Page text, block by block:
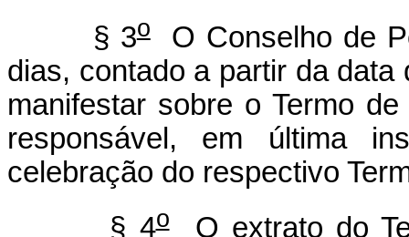
§ 3oO Conselho de
dias, contado a partir da
manifestar sobre o Termo
responsável, em última
celebração do respectivo
§ 4oO extrato do